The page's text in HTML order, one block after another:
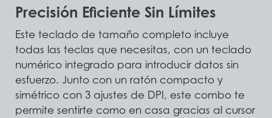
Precisión Eficiente Sin Límites
Este teclado de tamaño completo incluye
todas las teclas que necesitas, con un teclado
numérico integrado para introducir datos sin
esfuerzo. Junto con un ratón compacto y
simétrico con 3 ajustes de DPI, este combo te
permite sentirte como en casa gracias al cursor